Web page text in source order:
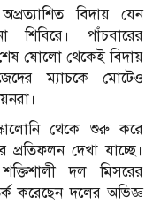
বিদায় যেন
শিবিরে। পাঁচবারের
শেষ ষোলো থেকেই বিদায়
ম্যাচকে মোটেও
থেকে শুরু করে
দেখা যাচ্ছে।
দল মিসরের
করেছেন দলের অভিজ্ঞ